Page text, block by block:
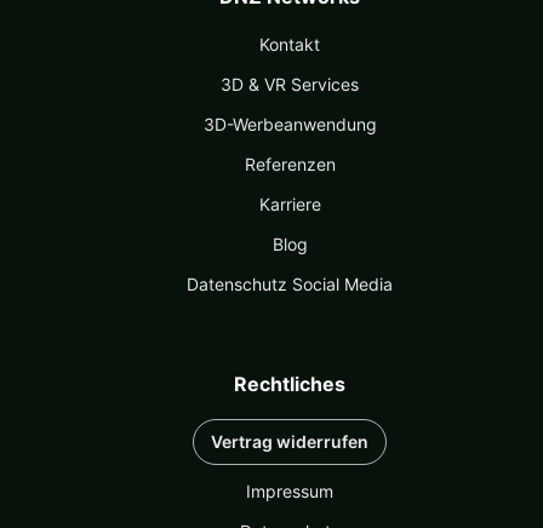
Kontakt
3D & VR Services
3D-Werbeanwendung
Referenzen
Karriere
Blog
Datenschutz Social Media
Rechtliches
Vertrag widerrufen
Impressum